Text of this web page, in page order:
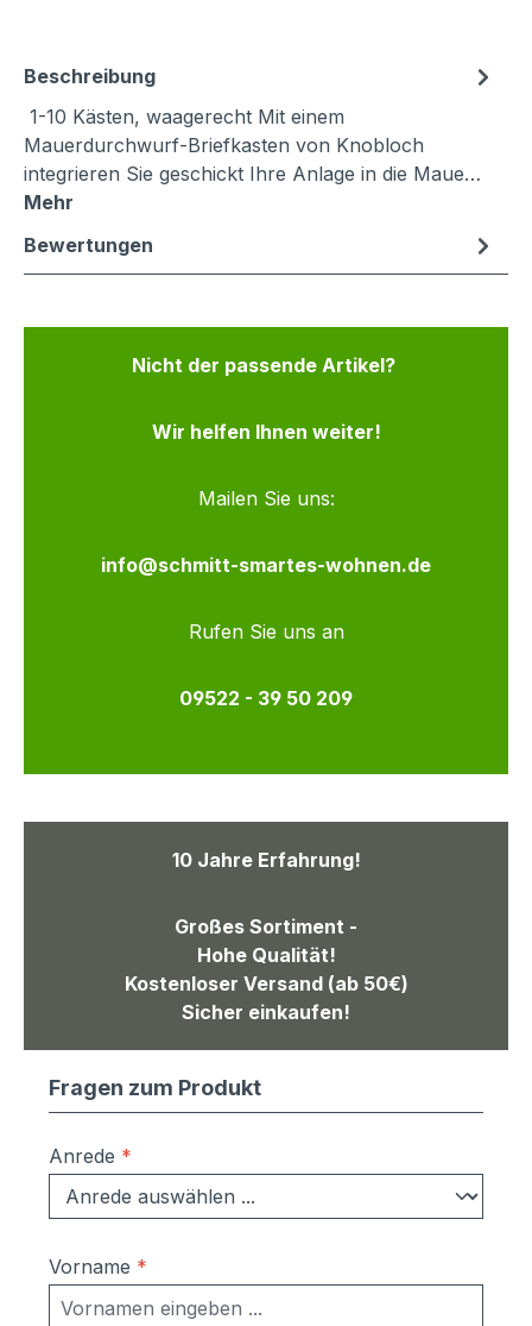
Beschreibung
1-10 Kästen, waagerecht Mit einem
Mauerdurchwurf-Briefkasten von Knobloch
integrieren Sie geschickt Ihre Anlage in die Maue…
Mehr
Bewertungen
Nicht der passende Artikel?
Wir helfen Ihnen weiter!
Mailen Sie uns:
info@schmitt-smartes-wohnen.de
Rufen Sie uns an
09522 - 39 50 209
10 Jahre Erfahrung!
Großes Sortiment -
Hohe Qualität!
Kostenloser Versand (ab 50€)
Sicher einkaufen!
Fragen zum Produkt
Anrede *
Vorname *